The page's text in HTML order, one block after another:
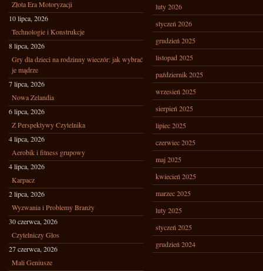
Złota Era Motoryzacji
10 lipca, 2026
Technologie i Konstrukcje
8 lipca, 2026
Gry dla dzieci na rodzinny wieczór: jak wybrać
je mądrze
7 lipca, 2026
Nowa Zelandia
6 lipca, 2026
Z Perspektywy Czytelnika
4 lipca, 2026
Aerobik i fitness grupowy
4 lipca, 2026
Karpacz
2 lipca, 2026
Wyzwania i Problemy Branży
30 czerwca, 2026
Czytelniczy Głos
27 czerwca, 2026
Mali Geniusze
luty 2026
styczeń 2026
grudzień 2025
listopad 2025
październik 2025
wrzesień 2025
sierpień 2025
lipiec 2025
czerwiec 2025
maj 2025
kwiecień 2025
marzec 2025
luty 2025
styczeń 2025
grudzień 2024